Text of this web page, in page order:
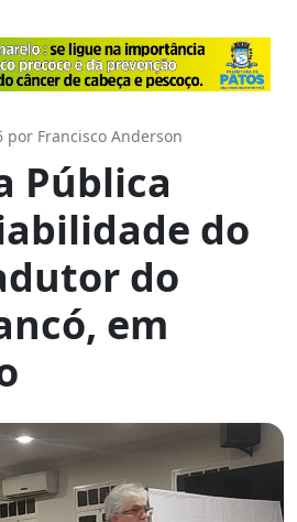
por Francisco Anderson
Pública
do
do
em